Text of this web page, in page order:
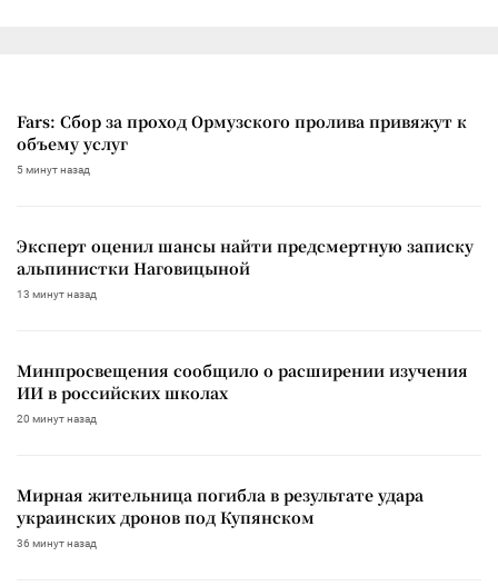
Fars: Сбор за проход Ормузского пролива привяжут к
объему услуг
5 минут назад
Эксперт оценил шансы найти предсмертную записку
альпинистки Наговицыной
13 минут назад
Минпросвещения сообщило о расширении изучения
ИИ в российских школах
20 минут назад
Мирная жительница погибла в результате удара
украинских дронов под Купянском
36 минут назад